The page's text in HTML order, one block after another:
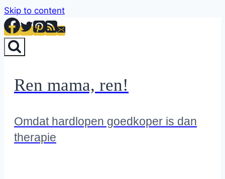
Skip to content
Ren mama, ren!
Omdat hardlopen goedkoper is dan
therapie